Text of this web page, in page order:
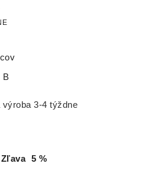
B
výroba 3-4 týždne
Zľava 5 %